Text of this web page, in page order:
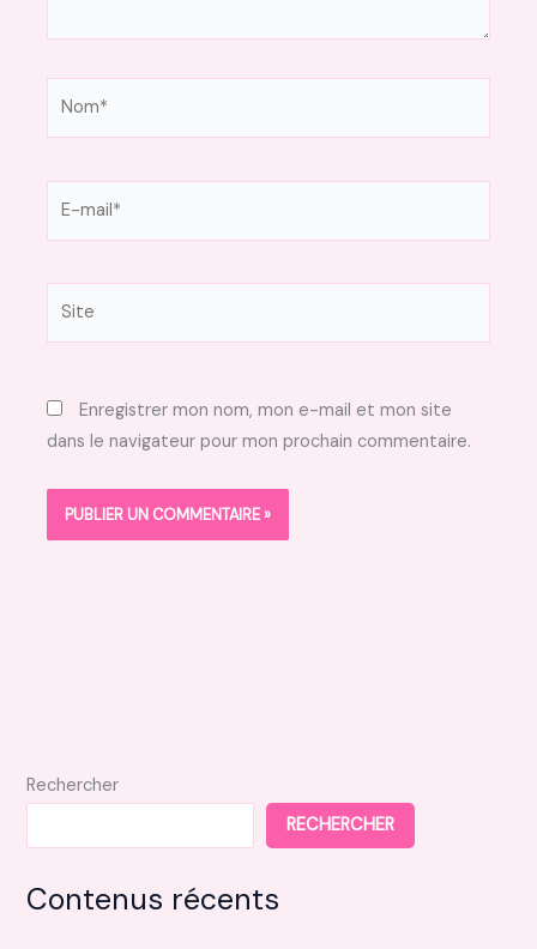
Enregistrer mon nom, mon e-mail et mon site
dans le navigateur pour mon prochain commentaire.
Rechercher
RECHERCHER
Contenus récents